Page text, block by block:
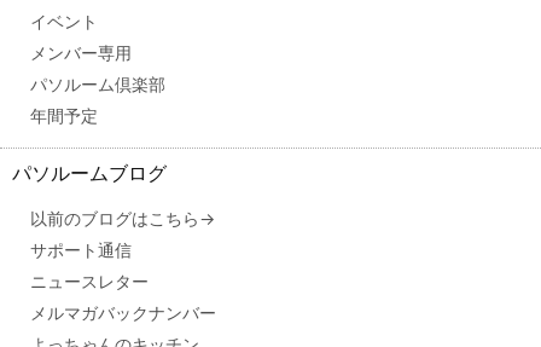
イベント
メンバー専用
パソルーム倶楽部
年間予定
パソルームブログ
以前のブログはこちら→
サポート通信
ニュースレター
メルマガバックナンバー